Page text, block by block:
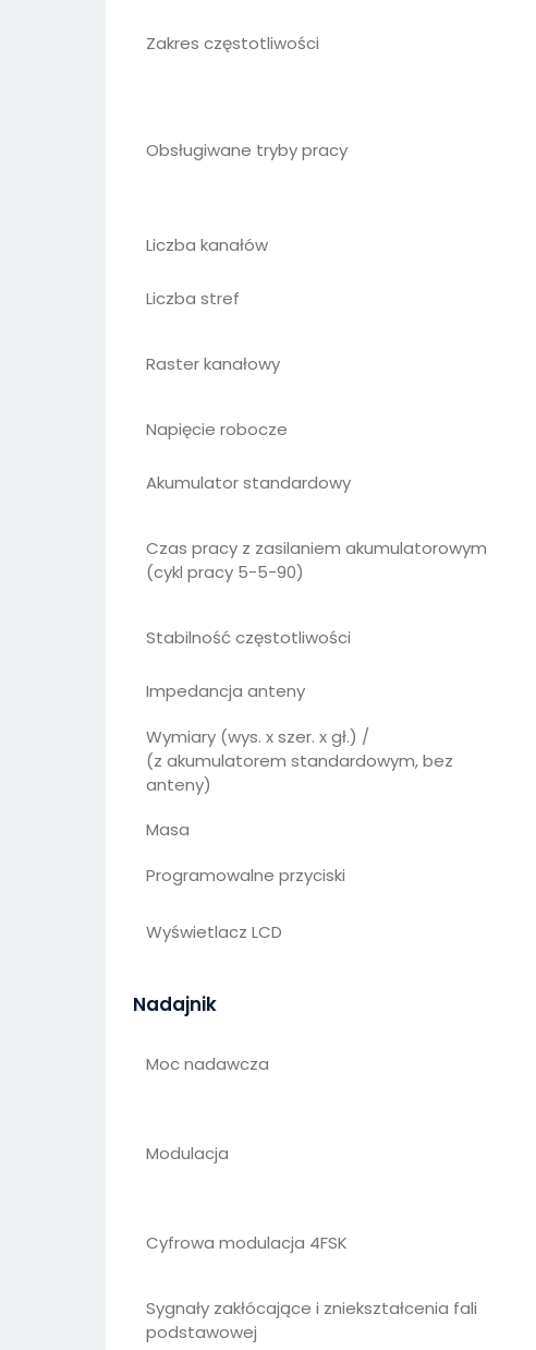
Zakres częstotliwości
Obsługiwane tryby pracy
Liczba kanałów
Liczba stref
Raster kanałowy
Napięcie robocze
Akumulator standardowy
Czas pracy z zasilaniem akumulatorowym
(cykl pracy 5-5-90)
Stabilność częstotliwości
Impedancja anteny
Wymiary (wys. x szer. x gł.) /
(z akumulatorem standardowym, bez
anteny)
Masa
Programowalne przyciski
Wyświetlacz LCD
Nadajnik
Moc nadawcza
Modulacja
Cyfrowa modulacja 4FSK
Sygnały zakłócające i zniekształcenia fali
podstawowej